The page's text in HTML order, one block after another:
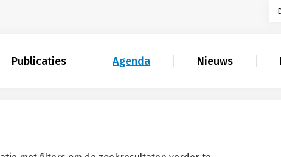
Publicaties Agenda Nieuws